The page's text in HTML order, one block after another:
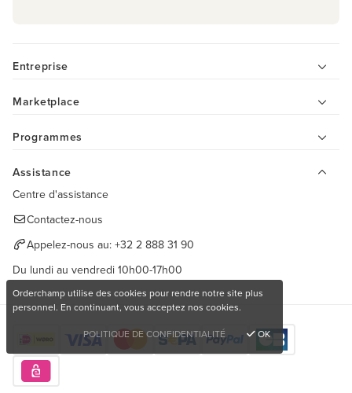
Entreprise
Marketplace
Programmes
Assistance
Centre d'assistance
Contactez-nous
Appelez-nous au: +32 2 888 31 90
Du lundi au vendredi 10h00-17h00
Orderchamp utilise des cookies pour rendre notre site plus
personnel. En continuant, vous acceptez nos cookies.
POLITIQUE DE CONFIDENTIALITÉ
OK